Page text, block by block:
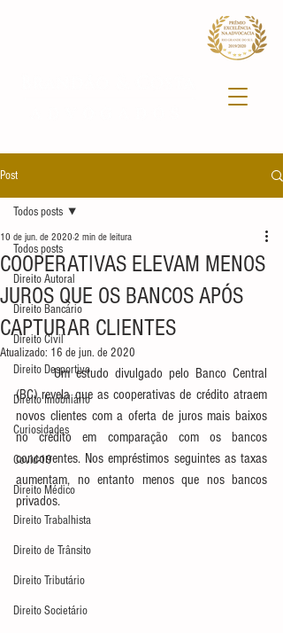
Post
Todos posts
Direito Autoral
Direito Bancário
Direito Civil
Direito Desportivo
Direito Imobiliário
Curiosidades
Covid-19
Direito Médico
Direito Trabalhista
Direito de Trânsito
Direito Tributário
Direito Societário
Todos posts
COOPERATIVAS ELEVAM MENOS
JUROS QUE OS BANCOS APÓS
CAPTURAR CLIENTES
10 de jun. de 2020 2 min de leitura
Atualizado: 16 de jun. de 2020
	Um estudo divulgado pelo Banco Central
(BC) revela que as cooperativas de crédito atraem
novos clientes com a oferta de juros mais baixos
no crédito em comparação com os bancos
concorrentes. Nos empréstimos seguintes as taxas
aumentam, no entanto menos que nos bancos
privados.